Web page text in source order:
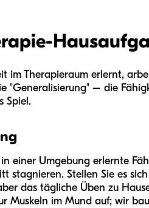
im Therapieraum erlernt,
"Generalisierung" – die
Spiel.
einer Umgebung erlernte
stagnieren. Stellen Sie es
das tägliche Üben zu
Muskeln im Mund auf; wir